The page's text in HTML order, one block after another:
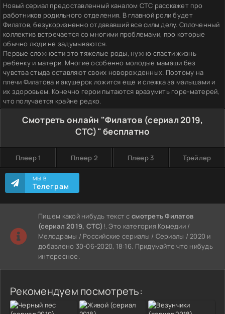
Новый сериал предоставленный каналом СТС расскажет про
работников родильного отделения. В главной роли будет
Филатов, безукоризненно отдававший все силы делу. Сплоченный
коллектив встречается со многими проблемами, про которые
обычно люди не задумываются.
Первые сложности это тяжелые роды, нужно спасти жизнь
ребенку и матери. Многие особенно молодые мамаши без
чувства стыда оставляют своих новорожденных. Поэтому на
плечи Филатова и акушерок ложится еще и слежка за малышами и
их здоровьем. Конечно герои пытаются вразумить горе-матерей,
что получается крайне редко.
Смотреть онлайн "Филатов (сериал 2019,
СТС)" бесплатно
Плеер 1 Плеер 2 Плеер 3 Трейлер
МЫ В
Телеграм
Пишем какой нибудь текст ссмотреть Филатов
(сериал 2019, СТС) !. Это категория Комедии /
Мелодрамы / Российские сериалы / Сериалы / 2020 и
добавлено 30-06-2020, 18:16. Придумайте что нибудь
интересное.
Рекомендуем посмотреть: